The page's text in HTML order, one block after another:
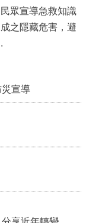
眾宣導急救知識
之隱藏危害，避
宣導
享近年轉變